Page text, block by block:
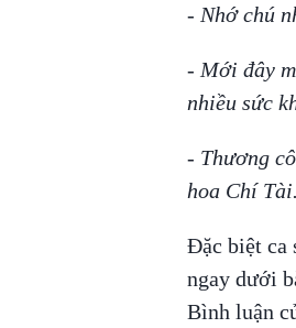
- Nhớ chú
- Mới đây
nhiều sức
- Thương
hoa Chí Tài.
Đặc biệt ca
ngay dưới
Bình luận